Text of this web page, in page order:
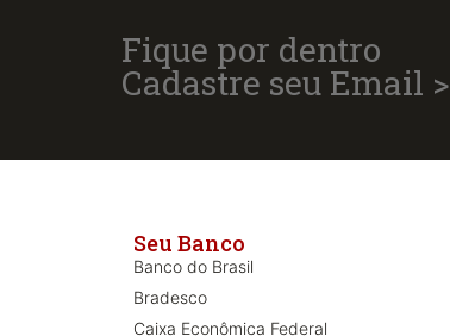
Fique por dentro
Cadastre seu Email >
Seu Banco
Banco do Brasil
Bradesco
Caixa Econômica Federal